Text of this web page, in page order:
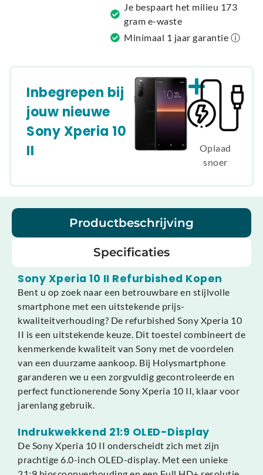
Je bespaart het milieu 173
gram e-waste
Minimaal 1 jaar garantie ⓘ
Inbegrepen bij
jouw nieuwe
Sony Xperia 10
II
Oplaad
snoer
Productbeschrijving
Specificaties
Sony Xperia 10 II Refurbished Kopen
Bent u op zoek naar een betrouwbare en stijlvolle
smartphone met een uitstekende prijs-
kwaliteitverhouding? De refurbished Sony Xperia 10
II is een uitstekende keuze. Dit toestel combineert de
kenmerkende kwaliteit van Sony met de voordelen
van een duurzame aankoop. Bij Holysmartphone
garanderen we u een zorgvuldig gecontroleerde en
perfect functionerende Sony Xperia 10 II, klaar voor
jarenlang gebruik.
Indrukwekkend 21:9 OLED-Display
De Sony Xperia 10 II onderscheidt zich met zijn
prachtige 6.0-inch OLED-display. Met een unieke